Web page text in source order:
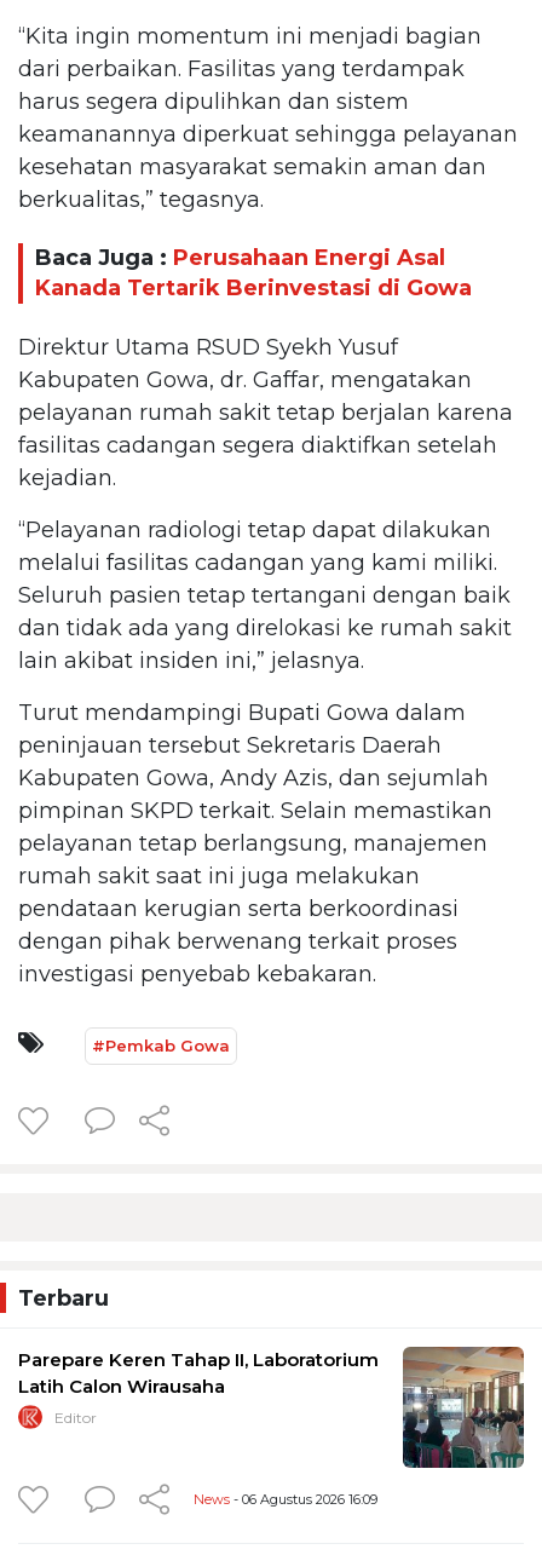
“Kita ingin momentum ini menjadi bagian
dari perbaikan. Fasilitas yang terdampak
harus segera dipulihkan dan sistem
keamanannya diperkuat sehingga pelayanan
kesehatan masyarakat semakin aman dan
berkualitas,” tegasnya.
Baca Juga : Perusahaan Energi Asal
Kanada Tertarik Berinvestasi di Gowa
Direktur Utama RSUD Syekh Yusuf
Kabupaten Gowa, dr. Gaffar, mengatakan
pelayanan rumah sakit tetap berjalan karena
fasilitas cadangan segera diaktifkan setelah
kejadian.
“Pelayanan radiologi tetap dapat dilakukan
melalui fasilitas cadangan yang kami miliki.
Seluruh pasien tetap tertangani dengan baik
dan tidak ada yang direlokasi ke rumah sakit
lain akibat insiden ini,” jelasnya.
Turut mendampingi Bupati Gowa dalam
peninjauan tersebut Sekretaris Daerah
Kabupaten Gowa, Andy Azis, dan sejumlah
pimpinan SKPD terkait. Selain memastikan
pelayanan tetap berlangsung, manajemen
rumah sakit saat ini juga melakukan
pendataan kerugian serta berkoordinasi
dengan pihak berwenang terkait proses
investigasi penyebab kebakaran.
#Pemkab Gowa
Terbaru
Parepare Keren Tahap II, Laboratorium
Latih Calon Wirausaha
Editor
News - 06 Agustus 2026 16:09